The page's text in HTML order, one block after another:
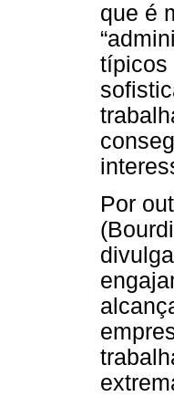
que é
típicos
Por